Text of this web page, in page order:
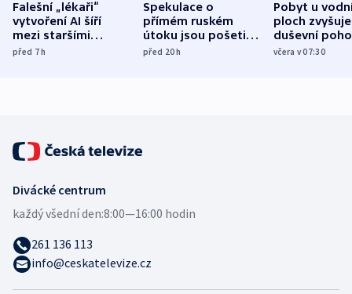
Falešní „lékaři“
vytvoření AI šíří
mezi staršími
Poláky nebezpečné
před 7h
Spekulace o
přímém ruském
útoku jsou pošetilé,
míní estonský
před 20h
Pobyt u
ploch zvyšuje
duševní
ukázala
včera v 07:30
Divácké centrum
každý všední den:8:00—16:00 hodin
261 136 113
info@ceskatelevize.cz